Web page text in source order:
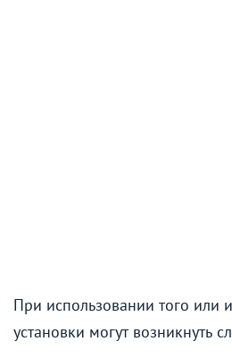
При использовании того или
установки могут возникнуть